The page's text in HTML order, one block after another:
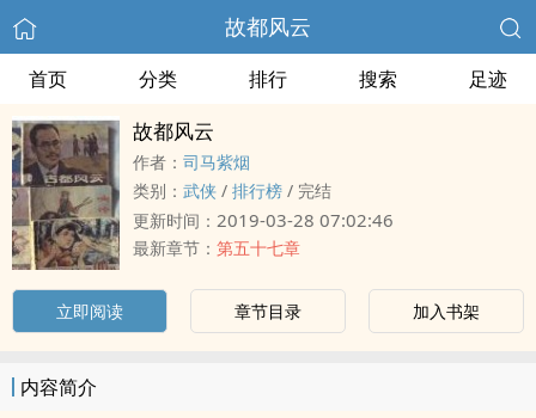
故都风云
首页 分类 排行 搜索 足迹
故都风云
作者： 司马紫烟
类别： 武侠 / 排行榜 / 完结
更新时间： 2019-03-28 07:02:46
最新章节： 第五十七章
立即阅读 章节目录 加入书架
内容简介